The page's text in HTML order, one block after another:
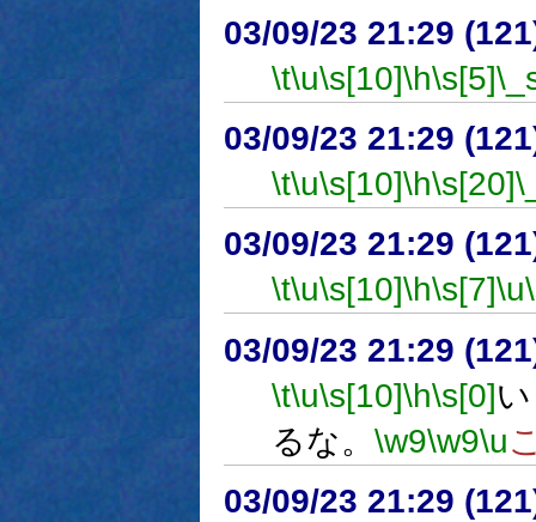
03/09/23 21:29
\t\u\s[10]\h\s[5]
03/09/23 21:29
\t\u\s[10]\h\s[20]
03/09/23 21:29
\t\u\s[10]\h\s[7]\u
03/09/23 21:29
\t\u\s[10]\h\s[0]
るな。 \w9\w9\u
03/09/23 21:29